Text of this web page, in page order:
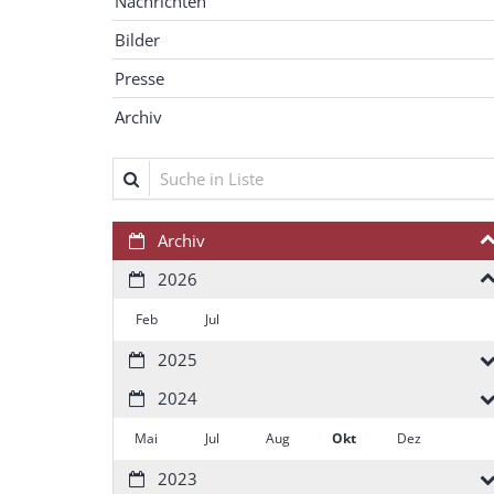
Bilder
Presse
Archiv
Suche in Liste
Archiv
2026
Feb Jul
2025
2024
Mai Jul Aug Okt Dez
2023